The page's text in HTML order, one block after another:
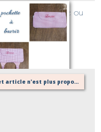
pochette à serviette ou
bavoir
Sur demande
Cet article n'est plus proposé, retournez au menu principal ou contactez moi!